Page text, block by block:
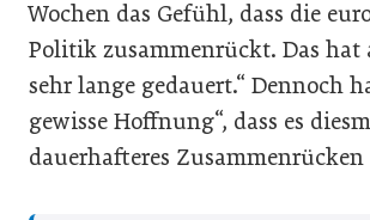
Wochen das Gefühl, dass die
Politik zusammenrückt. Das hat
sehr lange gedauert.“ Dennoch
gewisse Hoffnung“, dass es
dauerhafteres Zusammenrücken